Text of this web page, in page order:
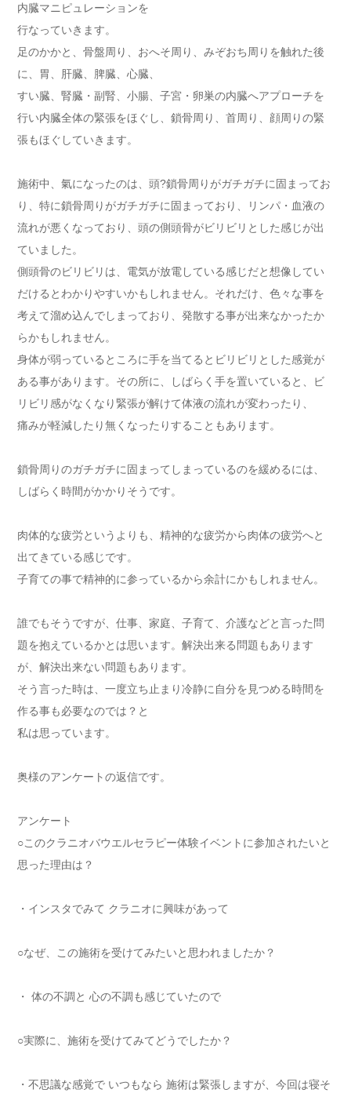
内臓マニピュレーションを
行なっていきます。
足のかかと、骨盤周り、おへそ周り、みぞおち周りを触れた後
に、胃、肝臓、脾臓、心臓、
すい臓、腎臓・副腎、小腸、子宮・卵巣の内臓へアプローチを
行い内臓全体の緊張をほぐし、鎖骨周り、首周り、顔周りの緊
張もほぐしていきます。
施術中、氣になったのは、頭?鎖骨周りがガチガチに固まってお
り、特に鎖骨周りがガチガチに固まっており、リンパ・血液の
流れが悪くなっており、頭の側頭骨がビリビリとした感じが出
ていました。
側頭骨のビリビリは、電気が放電している感じだと想像してい
だけるとわかりやすいかもしれません。それだけ、色々な事を
考えて溜め込んでしまっており、発散する事が出来なかったか
らかもしれません。
身体が弱っているところに手を当てるとビリビリとした感覚が
ある事があります。その所に、しばらく手を置いていると、ビ
リビリ感がなくなり緊張が解けて体液の流れが変わったり、
痛みが軽減したり無くなったりすることもあります。
鎖骨周りのガチガチに固まってしまっているのを緩めるには、
しばらく時間がかかりそうです。
肉体的な疲労というよりも、精神的な疲労から肉体の疲労へと
出てきている感じです。
子育ての事で精神的に参っているから余計にかもしれません。
誰でもそうですが、仕事、家庭、子育て、介護などと言った問
題を抱えているかとは思います。解決出来る問題もあります
が、解決出来ない問題もあります。
そう言った時は、一度立ち止まり冷静に自分を見つめる時間を
作る事も必要なのでは？と
私は思っています。
奥様のアンケートの返信です。
アンケート
○このクラニオバウエルセラピー体験イベントに参加されたいと
思った理由は？
・インスタでみて クラニオに興味があって
○なぜ、この施術を受けてみたいと思われましたか？
・ 体の不調と 心の不調も感じていたので
○実際に、施術を受けてみてどうでしたか？
・不思議な感覚で いつもなら 施術は緊張しますが、今回は寝そ